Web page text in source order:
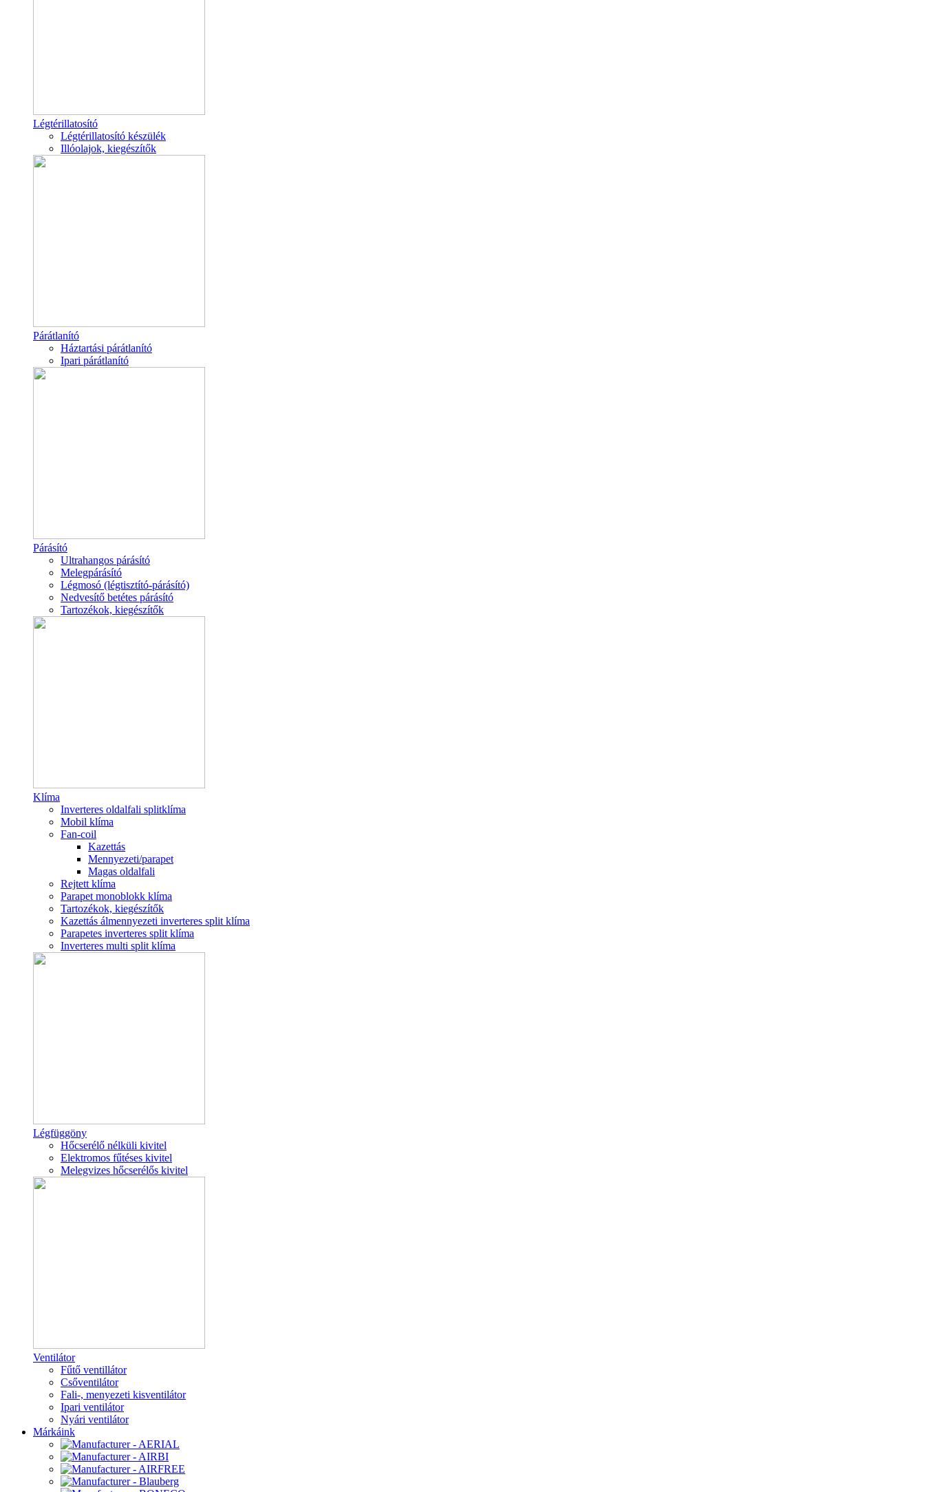
Légtérillatosító
Légtérillatosító készülék
Illóolajok, kiegészítők
Párátlanító
Háztartási párátlanító
Ipari párátlanító
Párásító
Ultrahangos párásító
Melegpárásító
Légmosó (légtisztító-párásító)
Nedvesítő betétes párásító
Tartozékok, kiegészítők
Klíma
Inverteres oldalfali splitklíma
Mobil klíma
Fan-coil
Kazettás
Mennyezeti/parapet
Magas oldalfali
Rejtett klíma
Parapet monoblokk klíma
Tartozékok, kiegészítők
Kazettás álmennyezeti inverteres split klíma
Parapetes inverteres split klíma
Inverteres multi split klíma
Légfüggöny
Hőcserélő nélküli kivitel
Elektromos fűtéses kivitel
Melegvizes hőcserélős kivitel
Ventilátor
Fűtő ventillátor
Csőventilátor
Fali-, menyezeti kisventilátor
Ipari ventilátor
Nyári ventilátor
Márkáink